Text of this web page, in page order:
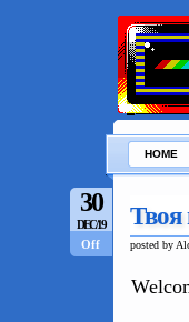
HOME
30
DEC/19
Off
Твоя
posted by